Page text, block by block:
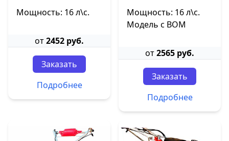
Мощность: 16 л\с.
от2452 руб.
Заказать
Подробнее
Мощность: 16 л\с.
Модель с ВОМ
от2565 руб.
Заказать
Подробнее